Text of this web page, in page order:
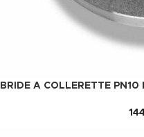
BRIDE A COLLERETTE